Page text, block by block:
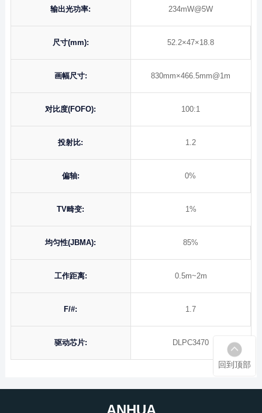
回到顶部
输出光功率: 234mW@5W
尺寸(mm): 52.2×47×18.8
画幅尺寸: 830mm×466.5mm@1m
对比度(FOFO): 100:1
投射比: 1.2
偏轴: 0%
TV畸变: 1%
均匀性(JBMA): 85%
工作距离: 0.5m~2m
F/#: 1.7
驱动芯片: DLPC3470